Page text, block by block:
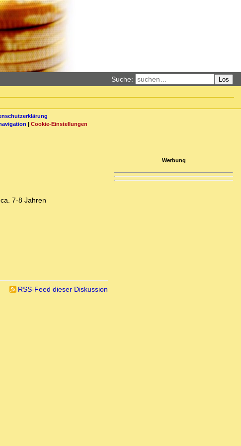
Suche: Los
| Cookie-Einstellungen
7-8 Jahren
RSS-Feed dieser Diskussion
Werbung